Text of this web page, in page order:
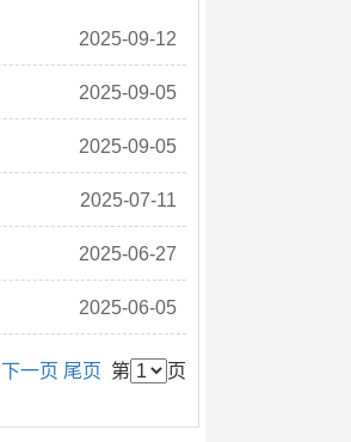
2025-09-12
2025-09-05
2025-09-05
2025-07-11
2025-06-27
2025-06-05
下一页 尾页 第 页